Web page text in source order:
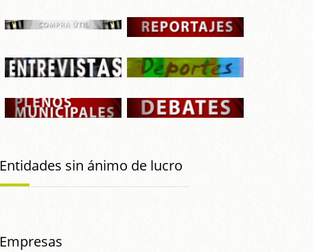
Entidades sin ánimo de lucro
Empresas